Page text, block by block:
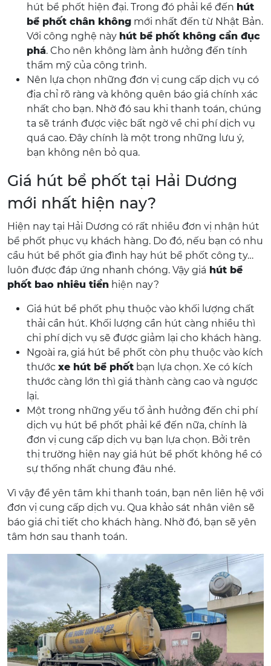
hút bể phốt hiện đại. Trong đó phải kể đến hút
bể phốt chân không mới nhất đến từ Nhật Bản.
Với công nghệ này hút bể phốt không cần đục
phá. Cho nên không làm ảnh hưởng đến tính
thẩm mỹ của công trình.
Nên lựa chọn những đơn vị cung cấp dịch vụ có
địa chỉ rõ ràng và không quên báo giá chính xác
nhất cho bạn. Nhờ đó sau khi thanh toán, chúng
ta sẽ tránh được việc bất ngờ về chi phí dịch vụ
quá cao. Đây chính là một trong những lưu ý,
bạn không nên bỏ qua.
Giá hút bể phốt tại Hải Dương
mới nhất hiện nay?
Hiện nay tại Hải Dương có rất nhiều đơn vị nhận hút
bể phốt phục vụ khách hàng. Do đó, nếu bạn có nhu
cầu hút bể phốt gia đình hay hút bể phốt công ty…
luôn được đáp ứng nhanh chóng. Vậy giá hút bể
phốt bao nhiêu tiền hiện nay?
Giá hút bể phốt phụ thuộc vào khối lượng chất
thải cần hút. Khối lượng cần hút càng nhiều thì
chi phí dịch vụ sẽ được giảm lại cho khách hàng.
Ngoài ra, giá hút bể phốt còn phụ thuộc vào kích
thước xe hút bể phốt bạn lựa chọn. Xe có kích
thước càng lớn thì giá thành càng cao và ngược
lại.
Một trong những yếu tố ảnh hưởng đến chi phí
dịch vụ hút bể phốt phải kể đến nữa, chính là
đơn vị cung cấp dịch vụ bạn lựa chọn. Bởi trên
thị trường hiện nay giá hút bể phốt không hề có
sự thống nhất chung đâu nhé.
Vì vậy để yên tâm khi thanh toán, bạn nên liên hệ với
đơn vị cung cấp dịch vụ. Qua khảo sát nhân viên sẽ
báo giá chi tiết cho khách hàng. Nhờ đó, bạn sẽ yên
tâm hơn sau thanh toán.